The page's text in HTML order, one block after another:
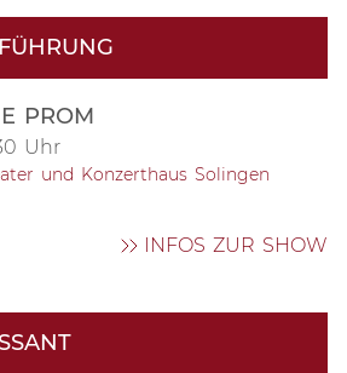
PROM
Uhr
und Konzerthaus Solingen
INFOS ZUR SHOW